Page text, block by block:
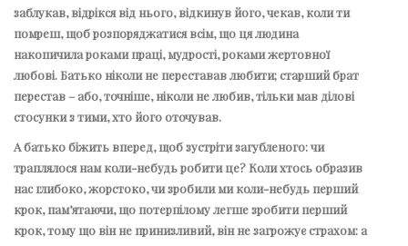
заблукав, відрікся від нього, відкинув його, чекав, коли ти
помреш, щоб розпоряджатися всім, що ця людина
накопичила роками праці, мудрості, роками жертовної
любові. Батько ніколи не переставав любити; старший брат
перестав – або, точніше, ніколи не любив, тільки мав ділові
стосунки з тими, хто його оточував.
А батько біжить вперед, щоб зустріти загубленого: чи
траплялося нам коли-небудь робити це? Коли хтось образив
нас глибоко, жорстоко, чи зробили ми коли-небудь перший
крок, пам’ятаючи, що потерпілому легше зробити перший
крок, тому що він не принизливий, він не загрожує страхом: а